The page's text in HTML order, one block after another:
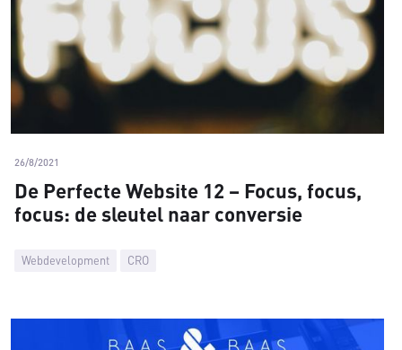
Webdevelopment CRO
26/8/2021
De Perfecte Website 12 – Focus, focus,
focus: de sleutel naar conversie